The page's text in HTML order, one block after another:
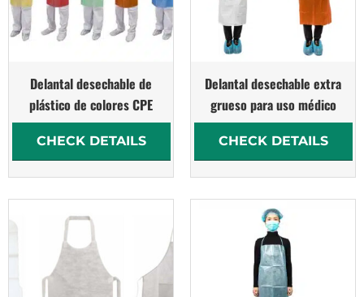
Delantal desechable de
plástico de colores CPE
CHECK DETAILS
Delantal desechable extra
grueso para uso médico
CHECK DETAILS